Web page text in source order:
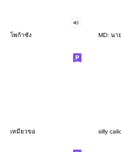
โพก้าซัง MD: นา
เหมียวขอ silly